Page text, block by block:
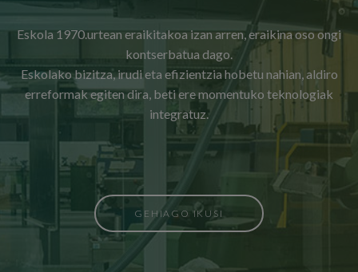
Eskola 1970.urtean eraikitakoa izan arren, eraikina oso ongi
kontserbatua dago.
Eskolako bizitza, irudi eta efizientzia hobetu nahian, aldiro
erreformak egiten dira, beti ere momentuko teknologiak
integratuz.
GEHIAGO IKUSI